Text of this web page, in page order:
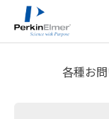
各種お
ホーム
分析屋さんが言
れ